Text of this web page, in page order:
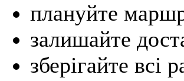
плануйте
залишайте
зберігайте всі